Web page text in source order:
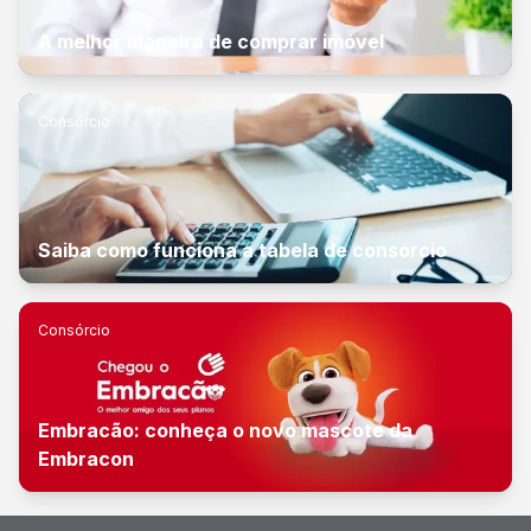
A melhor maneira de comprar imóvel
Consórcio
Saiba como funciona a tabela de consórcio
Consórcio
Embracão: conheça o novo mascote da
Embracon